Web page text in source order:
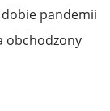
dobie pandemii
obchodzony